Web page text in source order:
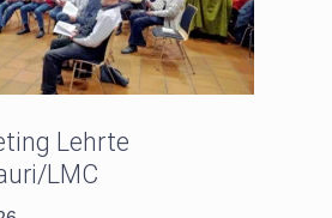
Lehrte
LMC